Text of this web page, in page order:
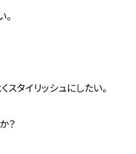
。
スタイリッシュにしたい。
？